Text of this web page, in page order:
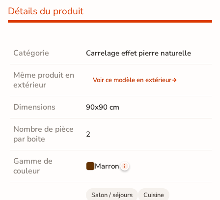
Détails du produit
Catégorie Carrelage effet pierre naturelle
Même produit en
extérieur
Voir ce modèle en extérieur
Dimensions 90x90 cm
Nombre de pièce
par boite
2
Gamme de
couleur
Marron
Salon / séjours
Cuisine